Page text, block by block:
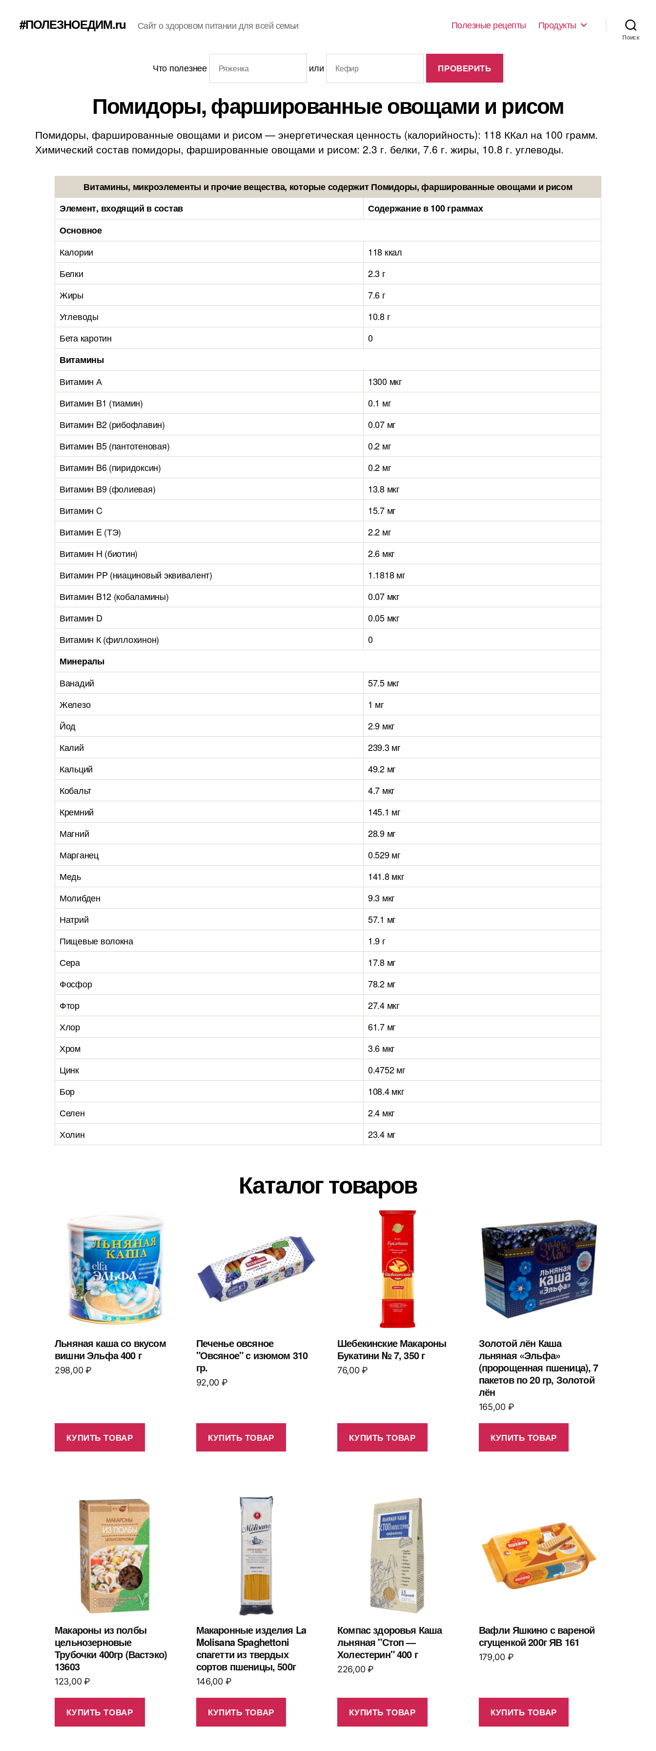
#ПОЛЕЗНОЕДИМ.ru Сайт о здоровом питании для всей семьи Полезные рецепты Продукты
Поиск
Что полезнее или
Помидоры, фаршированные овощами и рисом
Помидоры, фаршированные овощами и рисом — энергетическая ценность (калорийность): 118 ККал на 100 грамм.
Химический состав помидоры, фаршированные овощами и рисом: 2.3 г. белки, 7.6 г. жиры, 10.8 г. углеводы.
Витамины, микроэлементы и прочие вещества, которые содержит Помидоры, фаршированные овощами и рисом
Элемент, входящий в состав
Содержание в 100 граммах
Основное
Калории
118 ккал
Белки
2.3 г
Жиры
7.6 г
Углеводы
10.8 г
Бета каротин
0
Витамины
Витамин А
1300 мкг
Витамин B1 (тиамин)
0.1 мг
Витамин B2 (рибофлавин)
0.07 мг
Витамин B5 (пантотеновая)
0.2 мг
Витамин B6 (пиридоксин)
0.2 мг
Витамин B9 (фолиевая)
13.8 мкг
Витамин C
15.7 мг
Витамин E (ТЭ)
2.2 мг
Витамин H (биотин)
2.6 мкг
Витамин PP (ниациновый эквивалент)
1.1818 мг
Витамин B12 (кобаламины)
0.07 мкг
Витамин D
0.05 мкг
Витамин К (филлохинон)
0
Минералы
Ванадий
57.5 мкг
Железо
1 мг
Йод
2.9 мкг
Калий
239.3 мг
Кальций
49.2 мг
Кобальт
4.7 мкг
Кремний
145.1 мг
Магний
28.9 мг
Марганец
0.529 мг
Медь
141.8 мкг
Молибден
9.3 мкг
Натрий
57.1 мг
Пищевые волокна
1.9 г
Сера
17.8 мг
Фосфор
78.2 мг
Фтор
27.4 мкг
Хлор
61.7 мг
Хром
3.6 мкг
Цинк
0.4752 мг
Бор
108.4 мкг
Селен
2.4 мкг
Холин
23.4 мг
Каталог товаров
Льняная каша со вкусом
вишни Эльфа 400 г
298,00₽
КУПИТЬ ТОВАР
Печенье овсяное
"Овсяное" с изюмом 310
гр.
92,00 ₽
КУПИТЬ ТОВАР
Шебекинские Макароны
Букатини № 7, 350 г
76,00₽
КУПИТЬ ТОВАР
Золотой лён Каша
льняная «Эльфа»
(пророщенная пшеница), 7
пакетов по 20 гр, Золотой
лён
165,00 ₽
КУПИТЬ ТОВАР
Макароны из полбы
цельнозерновые
Трубочки 400гр (Вастэко)
13603
123,00₽
КУПИТЬ ТОВАР
Макаронные изделия La
Molisana Spaghettoni
спагетти из твердых
сортов пшеницы, 500г
146,00 ₽
КУПИТЬ ТОВАР
Компас здоровья Каша
льняная "Стоп —
Холестерин" 400 г
226,00₽
КУПИТЬ ТОВАР
Вафли Яшкино с вареной
сгущенкой 200г ЯВ 161
179,00 ₽
КУПИТЬ ТОВАР